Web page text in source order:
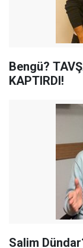
Bengü? TAVŞANLI KAZAĞINI CANLI YAYINDA
KAPTIRDI!
Salim